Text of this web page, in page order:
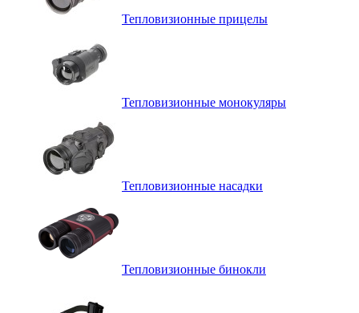
Тепловизионные прицелы
Тепловизионные монокуляры
Тепловизионные насадки
Тепловизионные бинокли